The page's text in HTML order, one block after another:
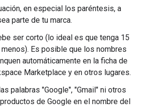
en especial los paréntesis, a
parte de tu marca.
ser corto (lo ideal es que tenga 15
Es posible que los nombres
automáticamente en la ficha de
Marketplace y en otros lugares.
palabras "Google", "Gmail" ni otros
de Google en el nombre del